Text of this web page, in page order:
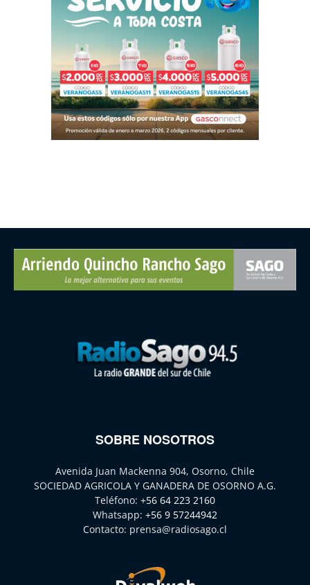
SOBRE NOSOTROS
Avenida Juan Mackenna 904, Osorno, Chile
SOCIEDAD AGRICOLA Y GANADERA DE OSORNO A.G.
Teléfono: +56 64 223 2160
Whatsapp: +56 9 57244942
Contacto: prensa@radiosago.cl